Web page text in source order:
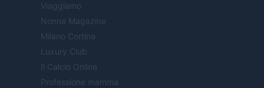
Viaggiamo
Nonne Magazine
Milano Cortina
Luxury Club
Il Calcio Online
Professione mamma